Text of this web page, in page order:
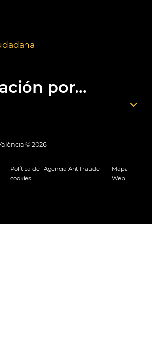
por...
© 2026
Política de
cookies
Agencia Antifraude
Mapa
Web